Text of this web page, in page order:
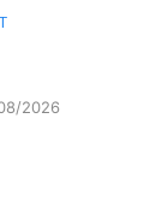
2026